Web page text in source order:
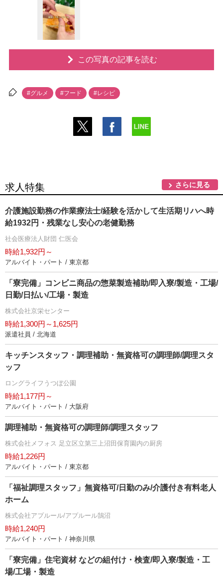
この写真の記事を読む
#グルメ #フード #レシピ
求人特集 さらに見る
介護施設勤務の作業療法士/経験を活かして生活期リハへ時
給1932円・残業なし安心の老健勤務
社会医療法人財団 仁医会
時給1,932円～
アルバイト・パート / 東京都
「寮完備」コンビニ商品の惣菜製造補助/即入寮/製造・工場/
日勤/日払い/工場・製造
株式会社京栄センター
時給1,300円～1,625円
派遣社員 / 北海道
キッチンスタッフ・調理補助・無資格可の調理師/調理スタ
ッフ
ロングライフうつぼ公園
時給1,177円～
アルバイト・パート / 大阪府
調理補助・無資格可の調理師/調理スタッフ
株式会社メフォス 足立区立第三上沼田保育園内の厨房
時給1,226円
アルバイト・パート / 東京都
「福祉調理スタッフ」無資格可/日勤のみ/介護付き有料老人
ホーム
株式会社アプルール/アプルール鵠沼
時給1,240円
アルバイト・パート / 神奈川県
「寮完備」住宅資材 などの組付け・検査/即入寮/製造・工
場/工場・製造